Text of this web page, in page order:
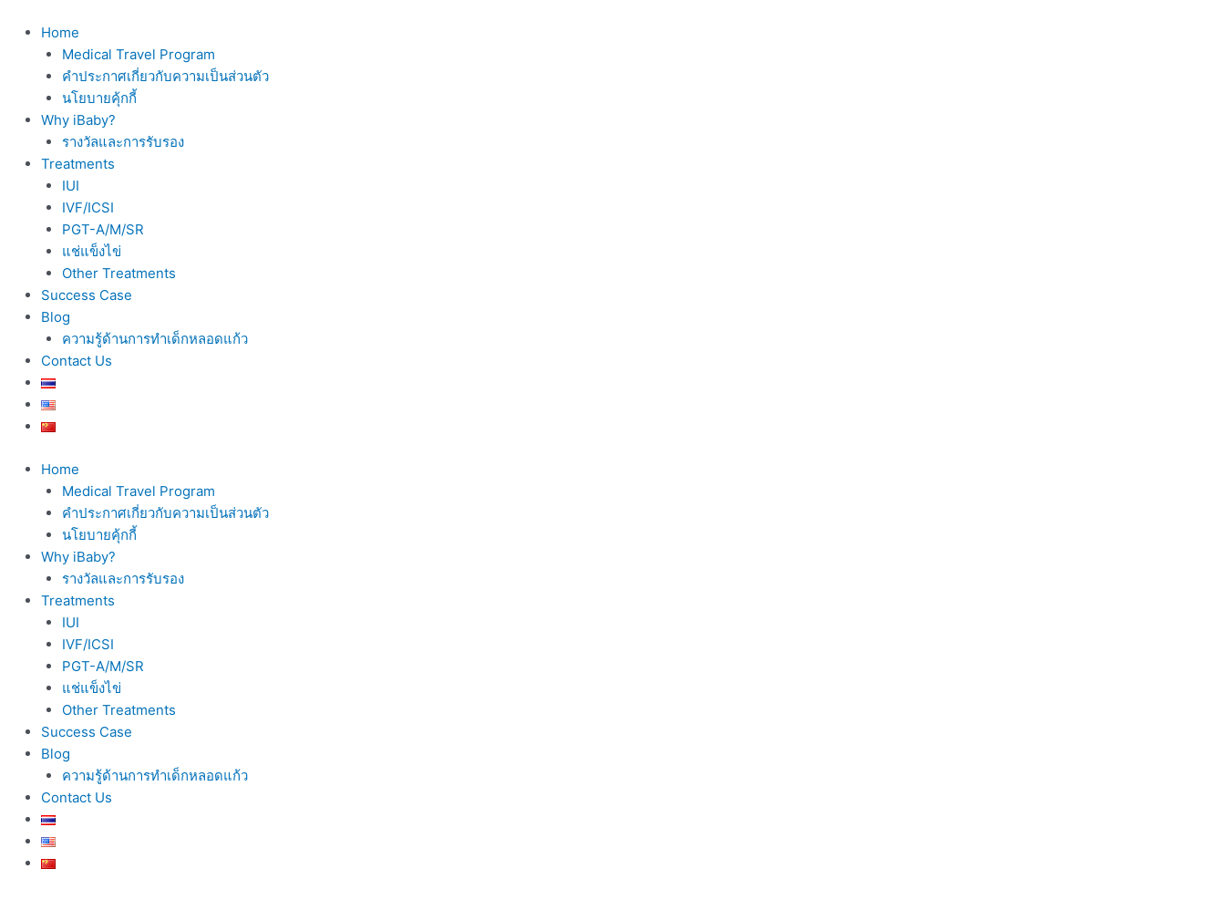
content
Home
Medical Travel Program
คำประกาศเกี่ยวกับความเป็นส่วนตัว
นโยบายคุ้กกี้
Why iBaby?
รางวัลและการรับรอง
Treatments
IUI
IVF/ICSI
PGT-A/M/SR
แช่แข็งไข่
Other Treatments
Success Case
Blog
ความรู้ด้านการทำเด็กหลอดแก้ว
Contact Us
Home
Medical Travel Program
คำประกาศเกี่ยวกับความเป็นส่วนตัว
นโยบายคุ้กกี้
Why iBaby?
รางวัลและการรับรอง
Treatments
IUI
IVF/ICSI
PGT-A/M/SR
แช่แข็งไข่
Other Treatments
Success Case
Blog
ความรู้ด้านการทำเด็กหลอดแก้ว
Contact Us